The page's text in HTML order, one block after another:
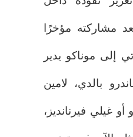
مشاركته مؤخرًا
إلى موناكو يدير
بالدي، لامين
غيلي فيرنانديز،